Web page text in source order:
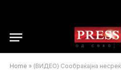
Home » (ВИДЕО) Сообраќајна несреќа кај